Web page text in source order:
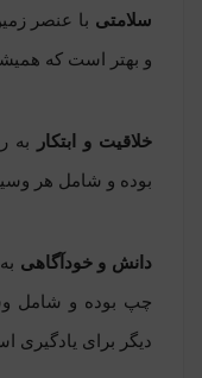
سلامتی با عنصر
و بهتر است که
خلاقیت و ابتکار
به
بوده و شامل هر
دانش و خودآگاهی
چپ بوده و شامل
دیگر برای یادگیری